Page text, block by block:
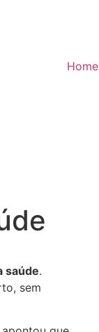
Home
saúde.
sem